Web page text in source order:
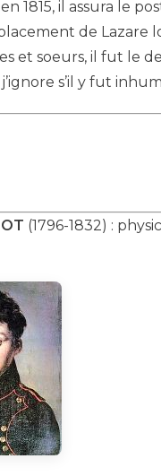
1815, il assura le
de Lazare
et soeurs, il fut le
s’il y fut
(1796-1832) :